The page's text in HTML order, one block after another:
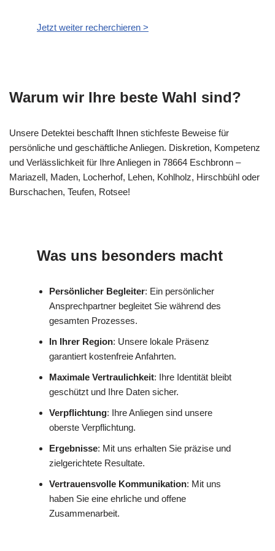
Jetzt weiter recherchieren >
Warum wir Ihre beste Wahl sind?
Unsere Detektei beschafft Ihnen stichfeste Beweise für
persönliche und geschäftliche Anliegen. Diskretion, Kompetenz
und Verlässlichkeit für Ihre Anliegen in 78664 Eschbronn –
Mariazell, Maden, Locherhof, Lehen, Kohlholz, Hirschbühl oder
Burschachen, Teufen, Rotsee!
Was uns besonders macht
Persönlicher Begleiter: Ein persönlicher
Ansprechpartner begleitet Sie während des
gesamten Prozesses.
In Ihrer Region: Unsere lokale Präsenz
garantiert kostenfreie Anfahrten.
Maximale Vertraulichkeit: Ihre Identität bleibt
geschützt und Ihre Daten sicher.
Verpflichtung: Ihre Anliegen sind unsere
oberste Verpflichtung.
Ergebnisse: Mit uns erhalten Sie präzise und
zielgerichtete Resultate.
Vertrauensvolle Kommunikation: Mit uns
haben Sie eine ehrliche und offene
Zusammenarbeit.